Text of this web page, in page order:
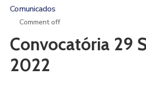
Comunicados
Comment off
Convocatória 29
2022